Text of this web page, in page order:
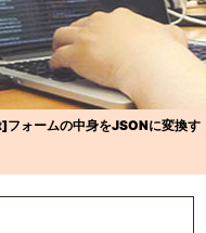
ォームの中身をJSONに変換す